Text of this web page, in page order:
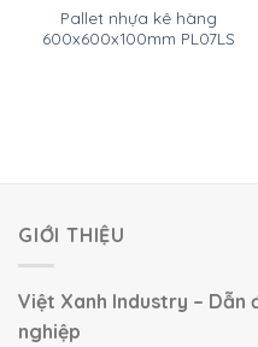
Pallet nhựa kê hàng
600x600x100mm PL07LS
GIỚI THIỆU
Việt Xanh Industry –
nghiệp